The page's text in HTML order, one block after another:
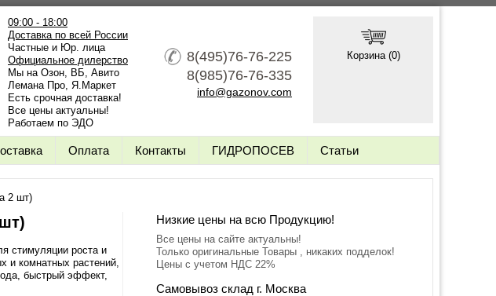
09:00 - 18:00
Доставка по всей России
Частные и Юр. лица
Официальное дилерство
Мы на Озон, ВБ, Авито
Лемана Про, Я.Маркет
Есть срочная доставка!
Все цены актуальны!
Работаем по ЭДО
8(495)76-76-225
8(985)76-76-335
info@gazonov.com
Корзина (0)
Оплата Контакты ГИДРОПОСЕВ Статьи
2 шт)
стимуляции роста и
и комнатных растений,
быстрый эффект,
Низкие цены на всю Продукцию!
Все цены на сайте актуальны!
Только оригинальные Товары , никаких подделок!
Цены с учетом НДС 22%
Самовывоз склад г. Москва